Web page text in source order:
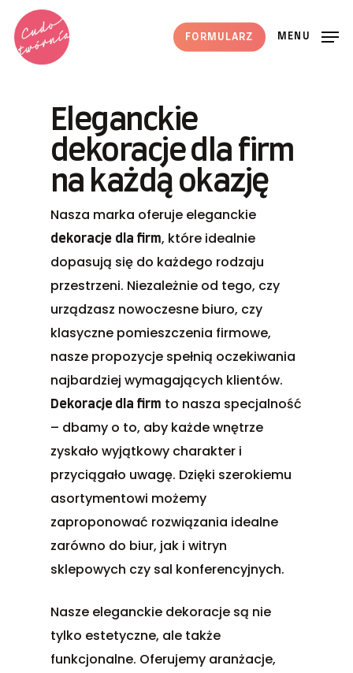
Skip
main
FORMULARZ MENU
Eleganckie
dekoracje dla firm
na każdą okazję
Nasza marka oferuje eleganckie
dekoracje dla firm, które idealnie
dopasują się do każdego rodzaju
przestrzeni. Niezależnie od tego, czy
urządzasz nowoczesne biuro, czy
klasyczne pomieszczenia firmowe,
nasze propozycje spełnią oczekiwania
najbardziej wymagających klientów.
Dekoracje dla firm to nasza specjalność
– dbamy o to, aby każde wnętrze
zyskało wyjątkowy charakter i
przyciągało uwagę. Dzięki szerokiemu
asortymentowi możemy
zaproponować rozwiązania idealne
zarówno do biur, jak i witryn
sklepowych czy sal konferencyjnych.
Nasze eleganckie dekoracje są nie
tylko estetyczne, ale także
funkcjonalne. Oferujemy aranżacje,